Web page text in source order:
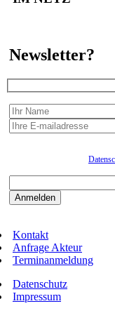
Newsletter?
Kontakt
Anfrage Akteur
Terminanmeldung
Datenschutz
Impressum